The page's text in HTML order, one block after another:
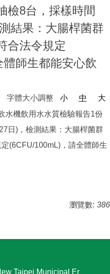
檢8台，採樣時間
結果：大腸桿菌群
合法令規定
師生都能安心飲
字體大小調整 小 中
大
水機飲用水水質檢驗報告1份
日)，檢測結果：大腸桿菌群
(6CFU/100mL)，請全體師生
瀏覽數: 386
Taipei Municipal Er